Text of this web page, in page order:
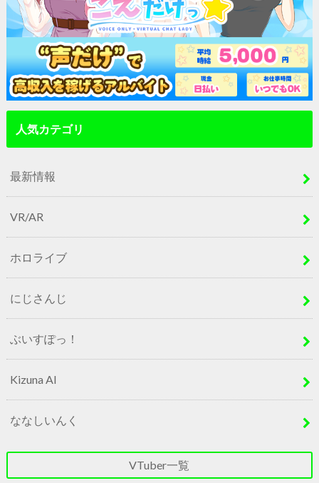
人気カテゴリ
最新情報
VR/AR
ホロライブ
にじさんじ
ぶいすぽっ！
Kizuna AI
ななしいんく
VTuber一覧